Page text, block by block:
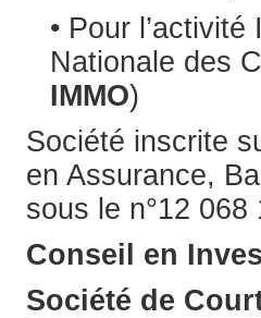
• Pour
Nationale des
IMMO)
Société inscrite
en Assurance,
sous le n°12 068
Conseil en
Société de